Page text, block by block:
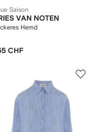
Saison
VAN NOTEN
Hemd
CHF